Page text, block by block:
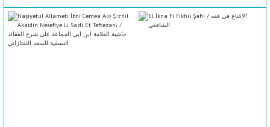
عمرو عثمان بن عمر/ابن الحاجب